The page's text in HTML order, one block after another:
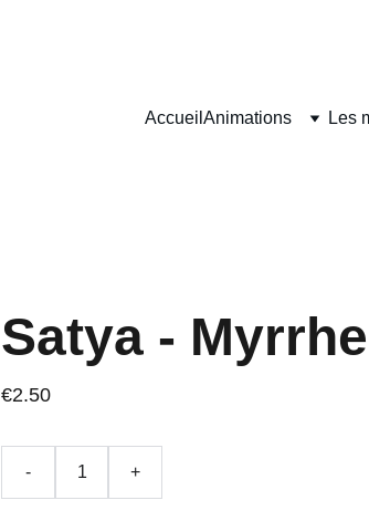
Accueil Animations Les
Satya - Myrrhe
€2.50
- +